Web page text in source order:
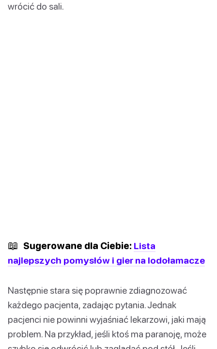
wrócić do sali.
📖 Sugerowane dla Ciebie: Lista
najlepszych pomysłów i gier na lodołamacze
Następnie stara się poprawnie zdiagnozować
każdego pacjenta, zadając pytania. Jednak
pacjenci nie powinni wyjaśniać lekarzowi, jaki mają
problem. Na przykład, jeśli ktoś ma paranoję, może